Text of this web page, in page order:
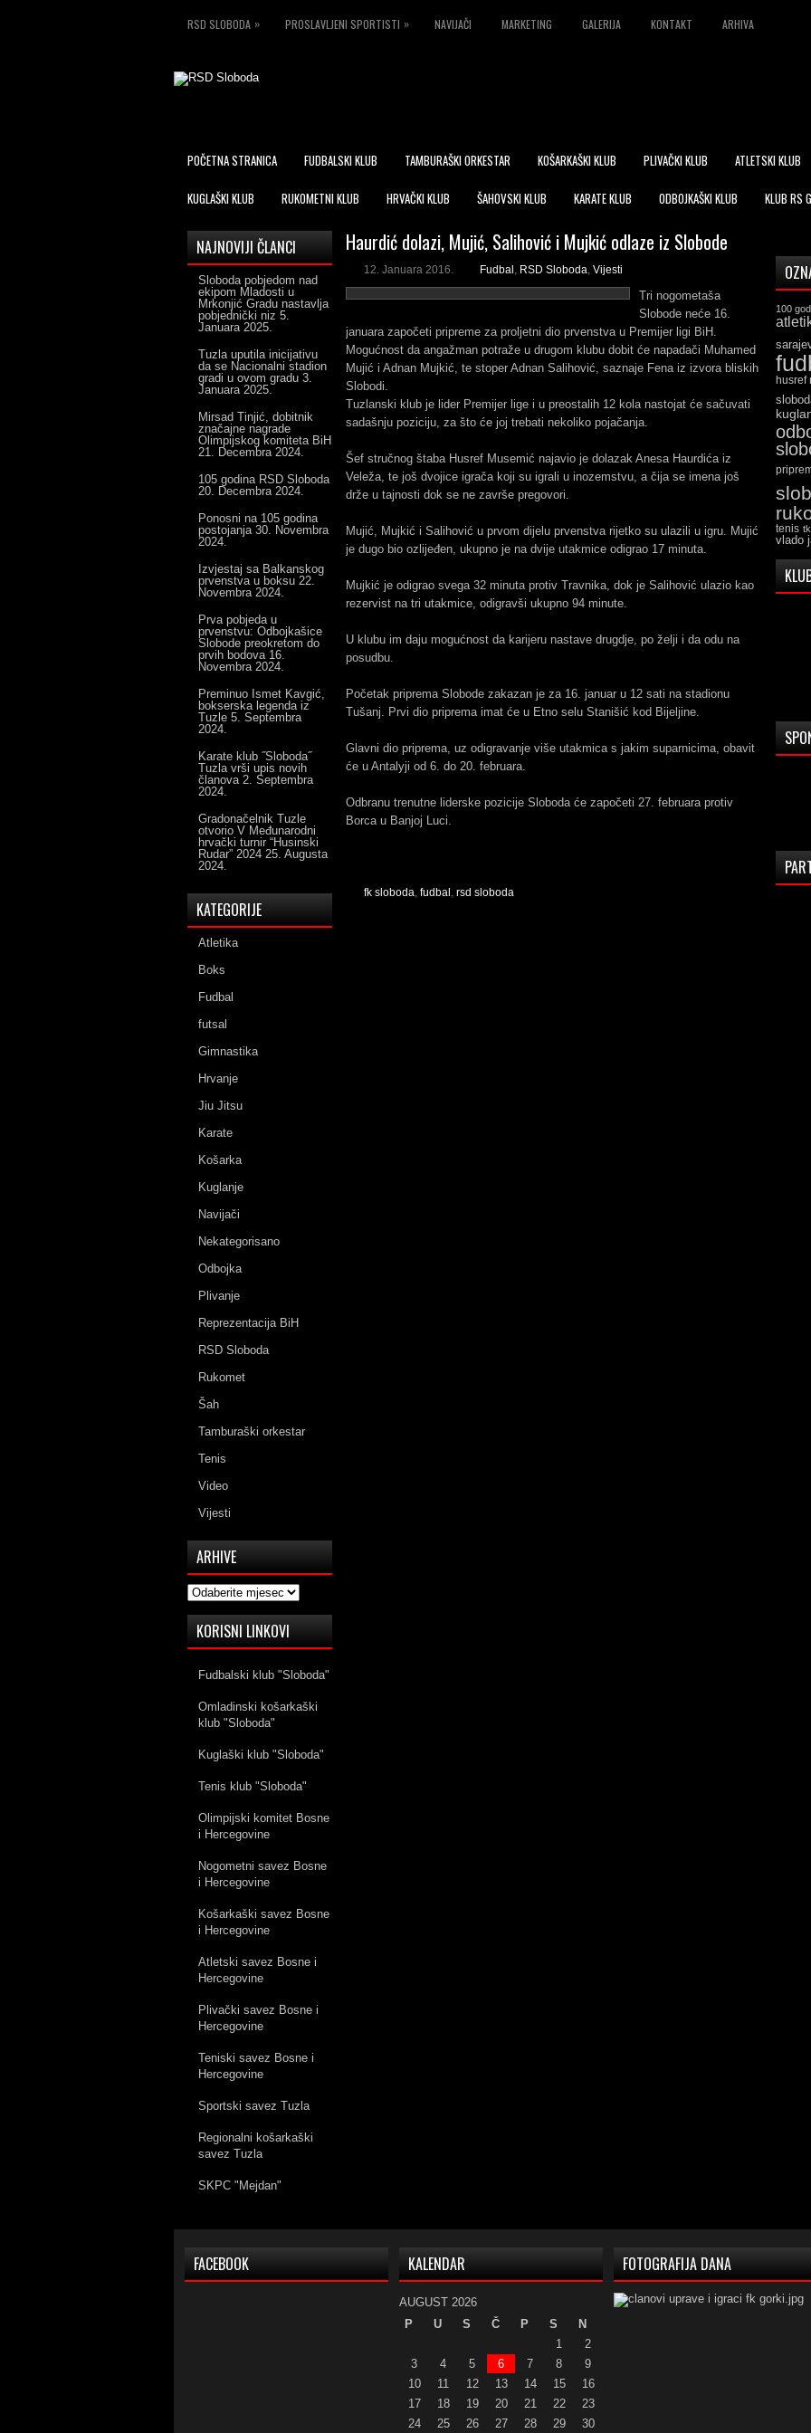
RSD SLOBODA » PROSLAVLJENI SPORTISTI » NAVIJAČI MARKETING GALERIJA KONTAKT ARHIVA
POČETNA STRANICA FUDBALSKI KLUB TAMBURAŠKI ORKESTAR KOŠARKAŠKI KLUB PLIVAČKI KLUB ATLETSKI KLUB
KUGLAŠKI KLUB RUKOMETNI KLUB HRVAČKI KLUB ŠAHOVSKI KLUB KARATE KLUB ODBOJKAŠKI KLUB KLUB RS
Haurdić dolazi, Mujić, Salihović i Mujkić odlaze iz Slobode
12. Januara 2016. Fudbal , RSD Sloboda, Vijesti
Tri nogometaša
Slobode neće 16.
januara započeti pripreme za proljetni dio prvenstva u Premijer ligi BiH.
Mogućnost da angažman potraže u drugom klubu dobit će napadači Muhamed
Mujić i Adnan Mujkić, te stoper Adnan Salihović, saznaje Fena iz izvora bliskih
Slobodi.
Tuzlanski klub je lider Premijer lige i u preostalih 12 kola nastojat će sačuvati
sadašnju poziciju, za što će joj trebati nekoliko pojačanja.
Šef stručnog štaba Husref Musemić najavio je dolazak Anesa Haurdića iz
Veleža, te još dvojice igrača koji su igrali u inozemstvu, a čija se imena još
drže u tajnosti dok se ne završe pregovori.
Mujić, Mujkić i Salihović u prvom dijelu prvenstva rijetko su ulazili u igru. Mujić
je dugo bio ozlijeđen, ukupno je na dvije utakmice odigrao 17 minuta.
Mujkić je odigrao svega 32 minuta protiv Travnika, dok je Salihović ulazio kao
rezervist na tri utakmice, odigravši ukupno 94 minute.
U klubu im daju mogućnost da karijeru nastave drugdje, po želji i da odu na
posudbu.
Početak priprema Slobode zakazan je za 16. januar u 12 sati na stadionu
Tušanj. Prvi dio priprema imat će u Etno selu Stanišić kod Bijeljine.
Glavni dio priprema, uz odigravanje više utakmica s jakim suparnicima, obavit
će u Antalyji od 6. do 20. februara.
Odbranu trenutne liderske pozicije Sloboda će započeti 27. februara protiv
Borca u Banjoj Luci.
fk sloboda, fudbal , rsd sloboda
NAJNOVIJI ČLANCI
Sloboda pobjedom nad
ekipom Mladosti u
Mrkonjić Gradu nastavlja
pobjednički niz 5.
Januara 2025.
Tuzla uputila inicijativu
da se Nacionalni stadion
gradi u ovom gradu 3.
Januara 2025.
Mirsad Tinjić, dobitnik
značajne nagrade
Olimpijskog komiteta BiH
21. Decembra 2024.
105 godina RSD Sloboda
20. Decembra 2024.
Ponosni na 105 godina
postojanja 30. Novembra
2024.
Izvjestaj sa Balkanskog
prvenstva u boksu 22.
Novembra 2024.
Prva pobjeda u
prvenstvu: Odbojkašice
Slobode preokretom do
prvih bodova 16.
Novembra 2024.
Preminuo Ismet Kavgić,
bokserska legenda iz
Tuzle 5. Septembra
2024.
Karate klub ˝Sloboda˝
Tuzla vrši upis novih
članova 2. Septembra
2024.
Gradonačelnik Tuzle
otvorio V Međunarodni
hrvački turnir “Husinski
Rudar” 2024 25. Augusta
2024.
KATEGORIJE
Atletika
Boks
Fudbal
futsal
Gimnastika
Hrvanje
Jiu Jitsu
Karate
Košarka
Kuglanje
Navijači
Nekategorisano
Odbojka
Plivanje
Reprezentacija BiH
RSD Sloboda
Rukomet
Šah
Tamburaški orkestar
Tenis
Video
Vijesti
ARHIVE
Arhive
KORISNI LINKOVI
Fudbalski klub "Sloboda"
Omladinski košarkaški
klub "Sloboda"
Kuglaški klub "Sloboda"
Tenis klub "Sloboda"
Olimpijski komitet Bosne
i Hercegovine
Nogometni savez Bosne
i Hercegovine
Košarkaški savez Bosne
i Hercegovine
Atletski savez Bosne i
Hercegovine
Plivački savez Bosne i
Hercegovine
Teniski savez Bosne i
Hercegovine
Sportski savez Tuzla
Regionalni košarkaški
savez Tuzla
SKPC "Mejdan"
100
husref
tenis
vlado
FACEBOOK KALENDAR
AUGUST 2026
P
U S Č P S
N
1
2
3
4 5 6 7 8
9
10
11 12 13 14 15
16
17
18 19 20 21 22
23
24
25 26 27 28 29 30
FOTOGRAFIJA DANA